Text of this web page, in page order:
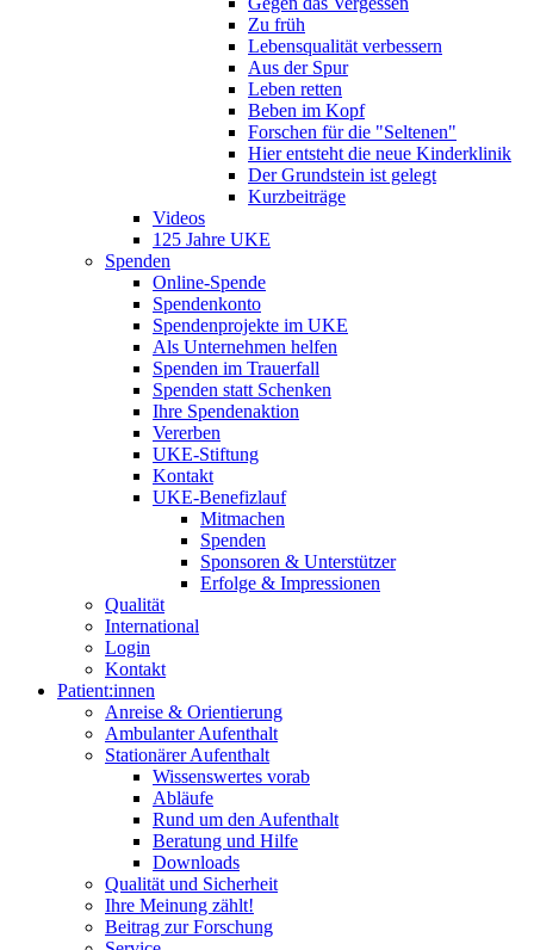
Zu früh
Lebensqualität verbessern
Aus der Spur
Leben retten
Beben im Kopf
Forschen für die "Seltenen"
Hier entsteht die neue Kinderklinik
Der Grundstein ist gelegt
Kurzbeiträge
Videos
125 Jahre UKE
Spenden
Online-Spende
Spendenkonto
Spendenprojekte im UKE
Als Unternehmen helfen
Spenden im Trauerfall
Spenden statt Schenken
Ihre Spendenaktion
Vererben
UKE-Stiftung
Kontakt
UKE-Benefizlauf
Mitmachen
Spenden
Sponsoren & Unterstützer
Erfolge & Impressionen
Qualität
International
Login
Kontakt
Patient:innen
Anreise & Orientierung
Ambulanter Aufenthalt
Stationärer Aufenthalt
Wissenswertes vorab
Abläufe
Rund um den Aufenthalt
Beratung und Hilfe
Downloads
Qualität und Sicherheit
Ihre Meinung zählt!
Beitrag zur Forschung